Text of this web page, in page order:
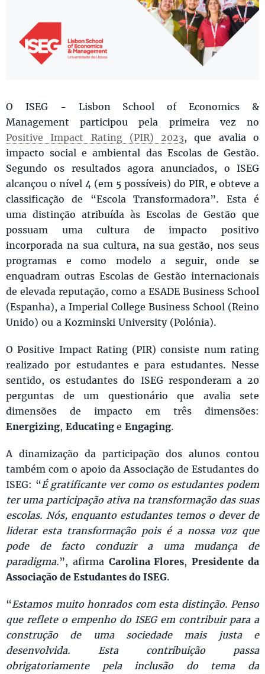
O ISEG - Lisbon School of Economics &
Management participou pela primeira vez no
Positive Impact Rating (PIR) 2023, que avalia o
impacto social e ambiental das Escolas de Gestão.
Segundo os resultados agora anunciados, o ISEG
alcançou o nível 4 (em 5 possíveis) do PIR, e obteve a
classificação de “Escola Transformadora”. Esta é
uma distinção atribuída às Escolas de Gestão que
possuam uma cultura de impacto positivo
incorporada na sua cultura, na sua gestão, nos seus
programas e como modelo a seguir, onde se
enquadram outras Escolas de Gestão internacionais
de elevada reputação, como a ESADE Business School
(Espanha), a Imperial College Business School (Reino
Unido) ou a Kozminski University (Polónia).
O Positive Impact Rating (PIR) consiste num rating
realizado por estudantes e para estudantes. Nesse
sentido, os estudantes do ISEG responderam a 20
perguntas de um questionário que avalia sete
dimensões de impacto em três dimensões:
Energizing, Educatinge Engaging.
A dinamização da participação dos alunos contou
também com o apoio da Associação de Estudantes do
ISEG: “É gratificante ver como os estudantes podem
ter uma participação ativa na transformação das suas
escolas. Nós, enquanto estudantes temos o dever de
liderar esta transformação pois é a nossa voz que
pode de facto conduzir a uma mudança de
paradigma.”, afirma Carolina Flores,Presidente da
Associação de Estudantes do ISEG.
“Estamos muito honrados com esta distinção. Penso
que reflete o empenho do ISEG em contribuir para a
construção de uma sociedade mais justa e
desenvolvida. Esta contribuição passa
obrigatoriamente pela inclusão do tema da